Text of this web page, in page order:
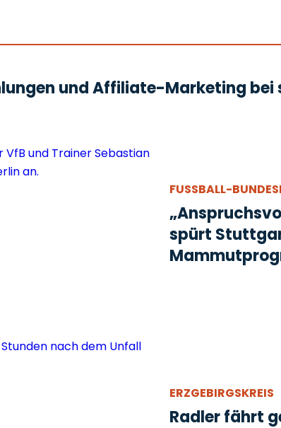
und Affiliate-Marketing bei
FUSSBALL-
spürt
ERZGEBIRGSKREIS
Radler fährt